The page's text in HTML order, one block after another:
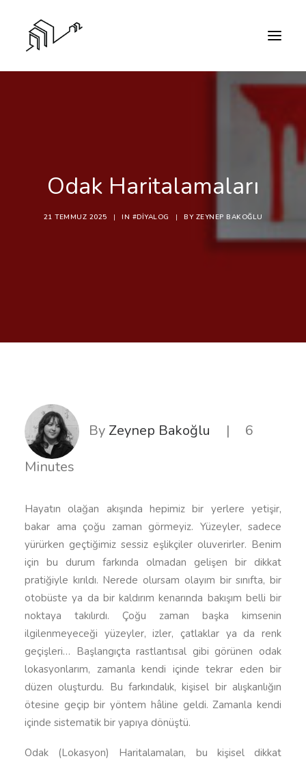
Odak Haritalamaları
21 TEMMUZ 2025 | IN #DIYALOG | BY ZEYNEP BAKOĞLU
By Zeynep Bakoğlu |
6
Minutes
Hayatın olağan akışında hepimiz bir yerlere yetişir,
bakar ama çoğu zaman görmeyiz. Yüzeyler, sadece
yürürken geçtiğimiz sessiz eşlikçiler oluverirler. Benim
için bu durum farkında olmadan gelişen bir dikkat
pratiğiyle kırıldı. Nerede olursam olayım bir sınıfta, bir
otobüste ya da bir kaldırım kenarında bakışım belli bir
noktaya takılırdı. Çoğu zaman başka kimsenin
ilgilenmeyeceği yüzeyler, izler, çatlaklar ya da renk
geçişleri… Başlangıçta rastlantısal gibi görünen odak
lokasyonlarım, zamanla kendi içinde tekrar eden bir
düzen oluşturdu. Bu farkındalık, kişisel bir alışkanlığın
ötesine geçip bir yöntem hâline geldi. Zamanla kendi
içinde sistematik bir yapıya dönüştü.
Odak (Lokasyon) Haritalamaları, bu kişisel dikkat